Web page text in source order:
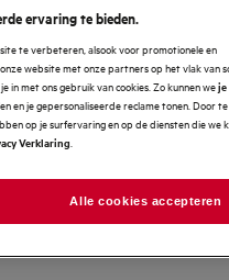
ervaring te bieden.
te verbeteren, alsook voor promotionele en
website met onze partners op het vlak van
in met ons gebruik van cookies. Zo kunnen we
en je gepersonaliseerde reclame tonen. Door
op je surfervaring en op de diensten die we
Verklaring
Alle cookies accepteren